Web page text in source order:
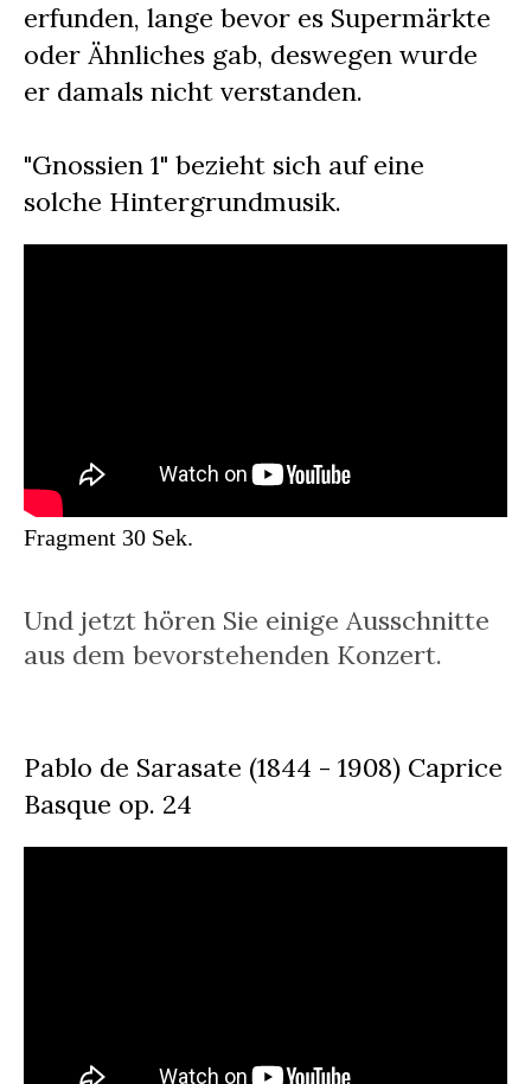
erfunden, lange bevor es Supermärkte
oder Ähnliches gab, deswegen wurde
er damals nicht verstanden.
"Gnossien 1" bezieht sich auf eine
solche Hintergrundmusik.
Fragment 30 Sek.
Und jetzt hören Sie einige Ausschnitte
aus dem bevorstehenden Konzert.
Pablo de Sarasate (1844 - 1908) Caprice
Basque op. 24